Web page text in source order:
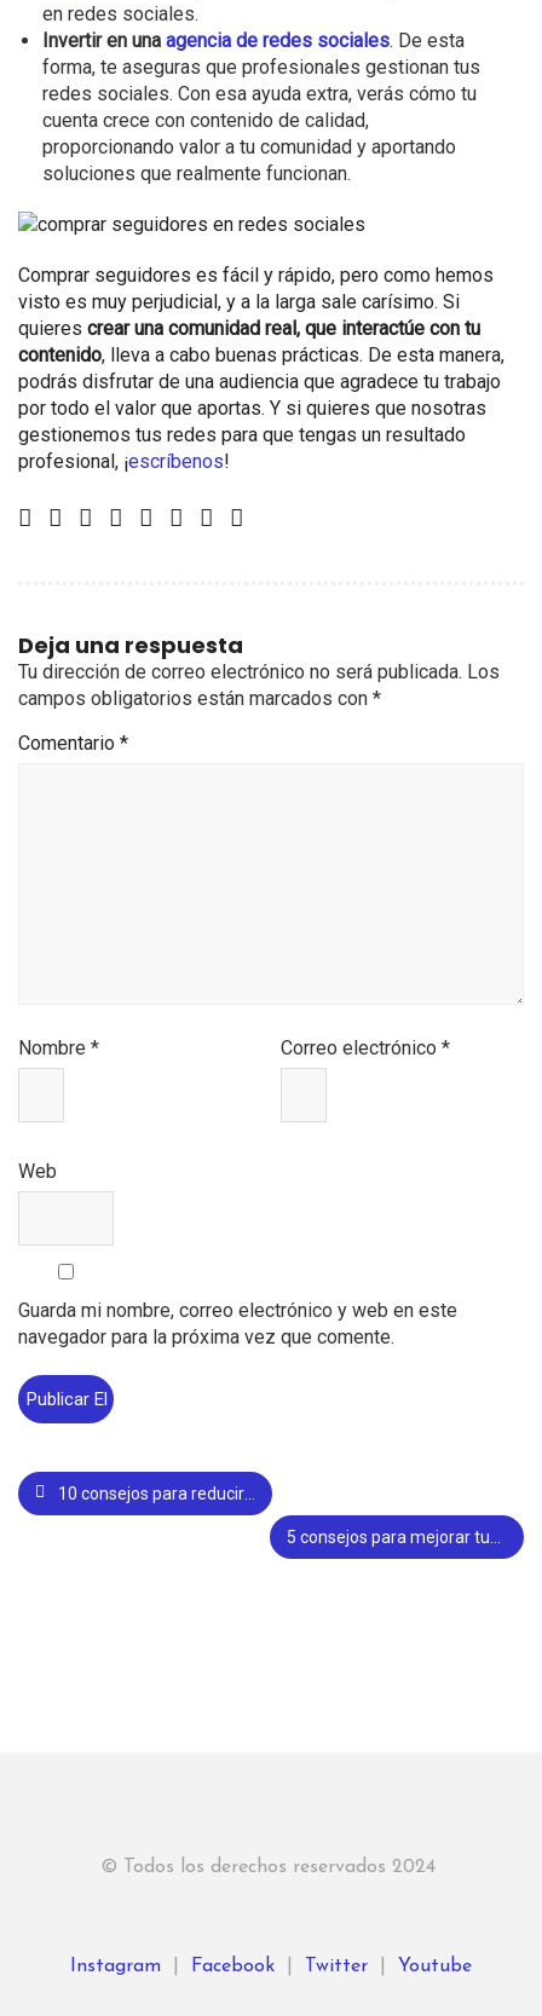
en redes sociales.
Invertir en una agencia de redes sociales. De esta
forma, te aseguras que profesionales gestionan tus
redes sociales. Con esa ayuda extra, verás cómo tu
cuenta crece con contenido de calidad,
proporcionando valor a tu comunidad y aportando
soluciones que realmente funcionan.
Comprar seguidores es fácil y rápido, pero como hemos
visto es muy perjudicial, y a la larga sale carísimo. Si
quieres crear una comunidad real, que interactúe con tu
contenido, lleva a cabo buenas prácticas. De esta manera,
podrás disfrutar de una audiencia que agradece tu trabajo
por todo el valor que aportas. Y si quieres que nosotras
gestionemos tus redes para que tengas un resultado
profesional, ¡escríbenos!
Deja una respuesta
Tu dirección de correo electrónico no será publicada. Los
campos obligatorios están marcados con *
Comentario *
Nombre * Correo electrónico*
Web
Guarda mi nombre, correo electrónico y web en este
navegador para la próxima vez que comente.
10 consejos para reducir el plástico en tu día a día
© Todos los derechos reservados 2024
Instagram Facebook Twitter Youtube